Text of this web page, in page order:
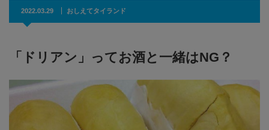
2022.03.29 おしえてタイランド
「ドリアン」ってお酒と一緒はNG？